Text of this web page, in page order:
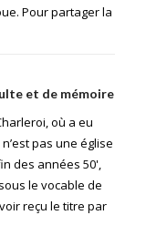
Pour partager la
et de mémoire
où a eu
pas une église
des années 50',
le vocable de
reçu le titre par